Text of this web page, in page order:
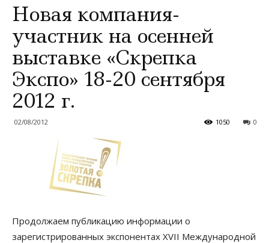
Новая компания-
участник на осенней
выставке «Скрепка
Экспо» 18-20 сентября
2012 г.
02/08/2012 0
1050
Продолжаем публикацию информации о
зарегистрированных экспонентах XVII Международной